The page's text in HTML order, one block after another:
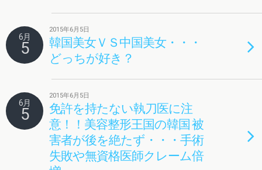
6月
5
2015年6月5日
韓国美女ＶＳ中国美女・・・
どっちが好き？
6月
5
2015年6月5日
免許を持たない執刀医に注
意！！美容整形王国の韓国 被
害者が後を絶たず・・・手術
失敗や無資格医師クレーム倍